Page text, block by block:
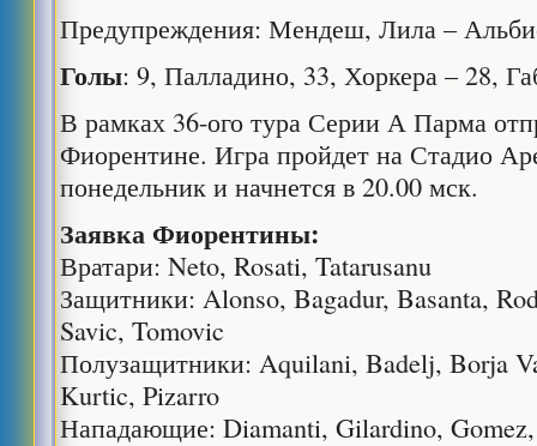
Предупреждения: Мендеш, Лила –
Голы: 9, Палладино, 33, Хоркера – 28,
В рамках 36-ого тура Серии А Парма
Фиорентине. Игра пройдет на Стадио
понедельник и начнется в 20.00 мск.
Заявка Фиорентины:
Вратари: Neto, Rosati, Tatarusanu
Защитники: Alonso, Bagadur, Basanta,
Savic, Tomovic
Полузащитники: Aquilani, Badelj, Borja
Kurtic, Pizarro
Нападающие: Diamanti, Gilardino,